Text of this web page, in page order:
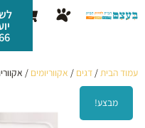
לתוכן
עגלת
קניות
עמוד הבית/ דגים / אקווריומים /
מבצע!